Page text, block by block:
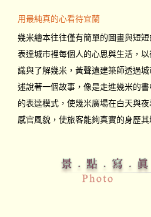
用最純真的心看待宜蘭
幾米繪本往往僅有簡單的圖畫與短
表達城市裡每個人的心思與生活，
識與了解幾米，黃聲遠建築師透過
述說著一個故事，像是走進幾米的
的表達模式，使幾米廣場在白天與
感官風貌，使旅客能夠真實的身歷其